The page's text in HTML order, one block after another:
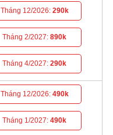
Tháng 12/2026: 290k
Tháng 2/2027:890k
Tháng 4/2027:290k
Tháng 12/2026: 490k
Tháng 1/2027:490k